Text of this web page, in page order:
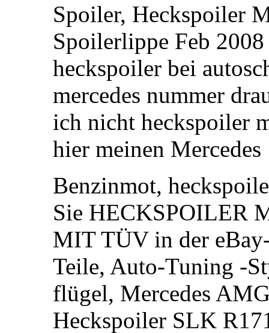
Spoiler, Heckspoiler
Spoilerlippe Feb
heckspoiler bei
mercedes nummer
ich nicht heckspoiler
hier meinen
Benzinmot,
Sie HECKSPOILER
MIT TÜV in der
Teile, Auto-Tuning -
flügel, Mercedes
Heckspoiler SLK